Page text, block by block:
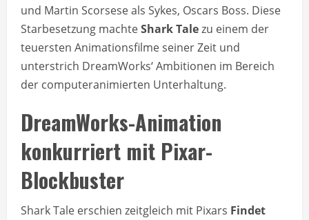
und Martin Scorsese als Sykes, Oscars Boss. Diese
Starbesetzung machteShark Talezu einem der
teuersten Animationsfilme seiner Zeit und
unterstrich DreamWorks‘ Ambitionen im Bereich
der computeranimierten Unterhaltung.
DreamWorks-Animation
konkurriert mit Pixar-
Blockbuster
Shark Tale erschien zeitgleich mit Pixars Findet